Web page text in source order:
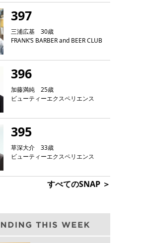
397
三浦広基 30歳
FRANK‘S BARBER and BEER CLUB
396
加藤満純 25歳
ビューティーエクスペリエンス
395
草深大介 33歳
ビューティーエクスペリエンス
すべてのSNAP ＞